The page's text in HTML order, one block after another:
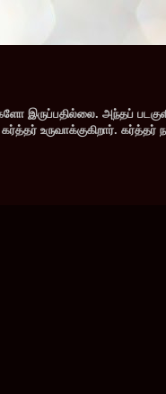
இருப்பதில்லை. அந்தப்
உருவாக்குகிறார்.